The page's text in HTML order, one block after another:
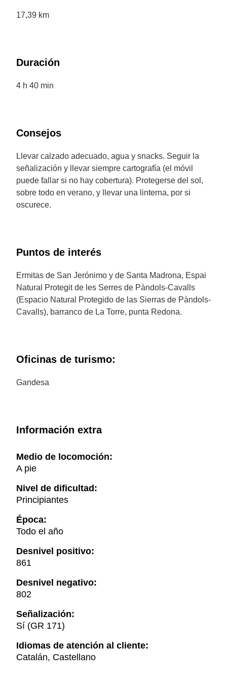
17,39 km
Duración
4 h 40 min
Consejos
Llevar calzado adecuado, agua y snacks. Seguir la
señalización y llevar siempre cartografía (el móvil
puede fallar si no hay cobertura). Protegerse del sol,
sobre todo en verano, y llevar una linterna, por si
oscurece.
Puntos de interés
Ermitas de San Jerónimo y de Santa Madrona, Espai
Natural Protegit de les Serres de Pàndols-Cavalls
(Espacio Natural Protegido de las Sierras de Pàndols-
Cavalls), barranco de La Torre, punta Redona.
Oficinas de turismo:
Gandesa
Información extra
Medio de locomoción:
A pie
Nivel de dificultad:
Principiantes
Época:
Todo el año
Desnivel positivo:
861
Desnivel negativo:
802
Señalización:
Sí (GR 171)
Idiomas de atención al cliente:
Catalán, Castellano